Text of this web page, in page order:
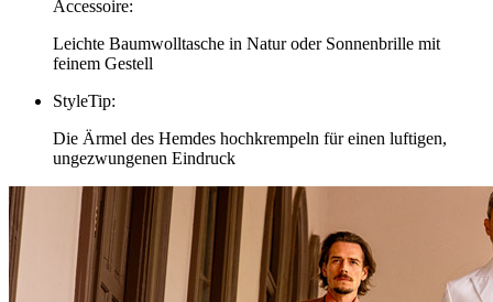
Accessoire:
Leichte Baumwolltasche in Natur oder Sonnenbrille mit
feinem Gestell
StyleTip:
Die Ärmel des Hemdes hochkrempeln für einen luftigen,
ungezwungenen Eindruck